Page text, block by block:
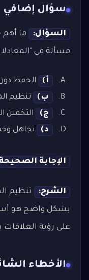
سؤال إضافي
السؤال: ما أهم
مسألة في
أ)
الحفظ
ب)
تنظيم
ج)
التخمين
د)
تجاهل
الإجابة
الشرح: تنظيم
بشكل واضح هو
على رؤية العلاقات
الأخطاء